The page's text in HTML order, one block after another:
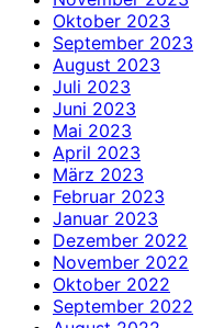
Oktober 2023
September 2023
August 2023
Juli 2023
Juni 2023
Mai 2023
April 2023
März 2023
Februar 2023
Januar 2023
Dezember 2022
November 2022
Oktober 2022
September 2022